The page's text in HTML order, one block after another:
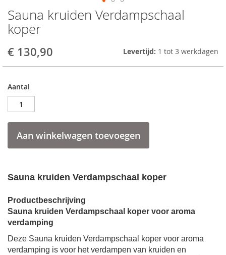
Sauna kruiden Verdampschaal
koper
€ 130,90 Levertijd: 1 tot 3 werkdagen
Aantal
Aan winkelwagen toevoegen
Sauna kruiden Verdampschaal koper
Productbeschrijving
Sauna kruiden Verdampschaal koper voor aroma
verdamping
Deze Sauna kruiden Verdampschaal koper voor aroma
verdamping is voor het verdampen van kruiden en
Skip
to
the
of
gallery